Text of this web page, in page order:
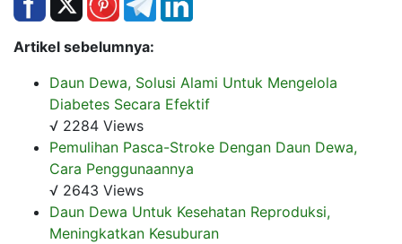
Artikel sebelumnya:
Daun Dewa, Solusi Alami Untuk Mengelola
Diabetes Secara Efektif
√ 2284 Views
Pemulihan Pasca-Stroke Dengan Daun Dewa,
Cara Penggunaannya
√ 2643 Views
Daun Dewa Untuk Kesehatan Reproduksi,
Meningkatkan Kesuburan